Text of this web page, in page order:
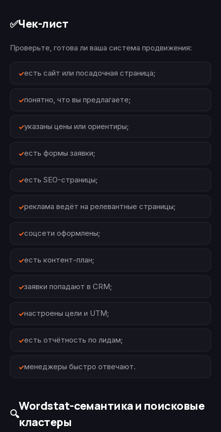
✅Чек-лист
Проверьте, готова ли ваша система продвижения:
есть сайт или посадочная страница;
понятно, что вы предлагаете;
указаны цены или ориентиры;
есть формы заявки;
есть SEO-страницы;
реклама ведёт на релевантные страницы;
соцсети оформлены;
есть контент-план;
заявки попадают в CRM;
настроены цели и UTM;
есть отчётность по лидам;
менеджеры быстро отвечают.
🔍
Wordstat-семантика и поисковые
кластеры